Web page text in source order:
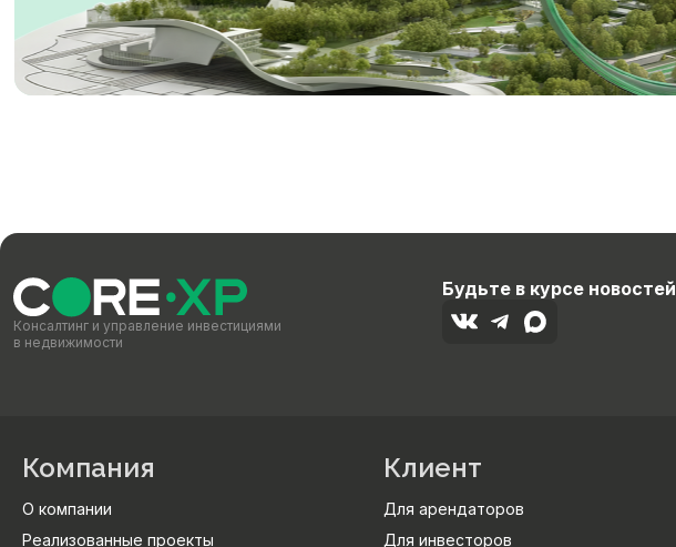
Консалтинг и управление инвестициями
в недвижимости
Будьте в курсе новостей
Компания
О компании
Реализованные проекты
Клиент
Для арендаторов
Для инвесторов